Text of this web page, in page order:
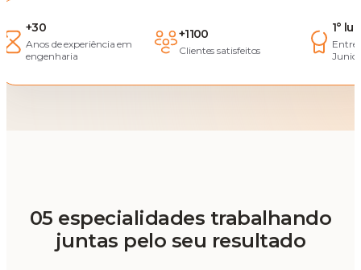
+30
Anos de experiência em
engenharia
+1100
Clientes satisfeitos
1°
Entre
05 especialidades trabalhando
juntas pelo seu resultado